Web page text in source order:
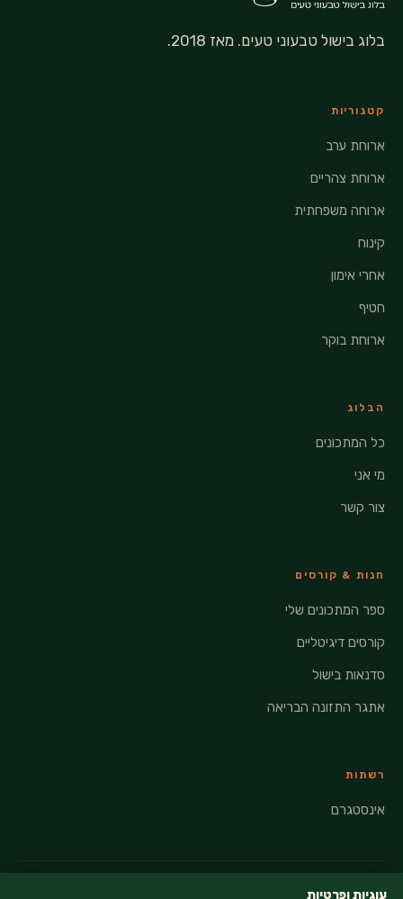
בלוג בישול טבעוני טעים. מאז 2018.
קטגוריות
ארוחת ערב
ארוחת צהריים
ארוחה משפחתית
קינוח
אחרי אימון
חטיף
ארוחת בוקר
הבלוג
כל המתכונים
מי אני
צור קשר
חנות & קורסים
ספר המתכונים שלי
קורסים דיגיטליים
סדנאות בישול
אתגר התזונה הבריאה
רשתות
אינסטגרם
עוגיות ופרטיות